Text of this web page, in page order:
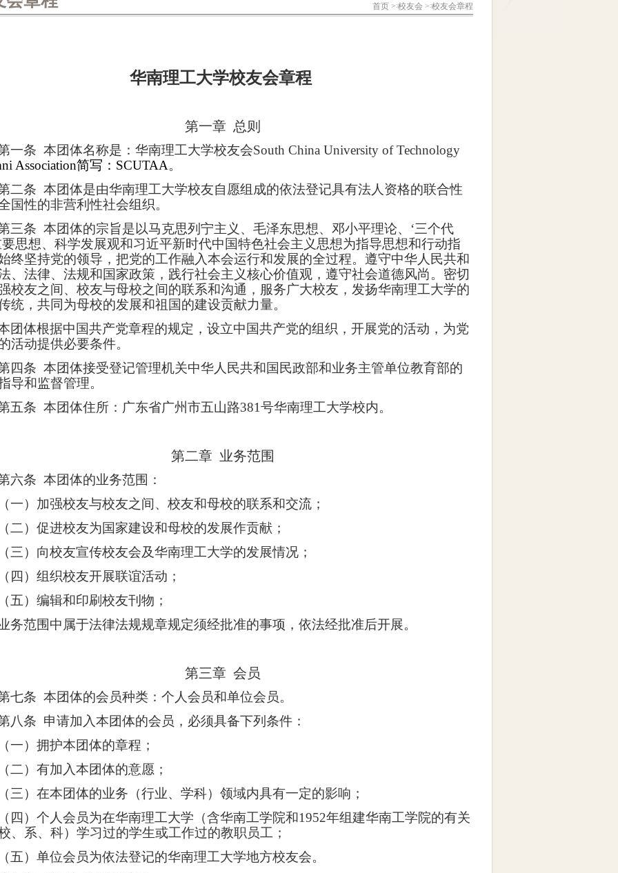
首页 >校友会 >校友会章程
华南理工大学校友会章程
第一章 总则
一条 本团体名称是：华南理工大学校友会South China University of Technology
Association简写： SCUTAA。
二条 本团体是由华南理工大学校友自愿组成的依法登记具有法人资格的联合性
国性的非营利性社会组织。
三条 本团体的宗旨是以马克思列宁主义、毛泽东思想、邓小平理论、‘三个代
要思想、科学发展观和习近平新时代中国特色社会主义思想为指导思想和行动指
终坚持党的领导，把党的工作融入本会运行和发展的全过程。遵守中华人民共和
、法律、法规和国家政策，践行社会主义核心价值观，遵守社会道德风尚。密切
校友之间、校友与母校之间的联系和沟通，服务广大校友，发扬华南理工大学的
统，共同为母校的发展和祖国的建设贡献力量。
团体根据中国共产党章程的规定，设立中国共产党的组织，开展党的活动，为党
活动提供必要条件。
四条 本团体接受登记管理机关中华人民共和国民政部和业务主管单位教育部的
导和监督管理。
五条 本团体住所：广东省广州市五山路381号华南理工大学校内。
第二章 业务范围
六条 本团体的业务范围：
一）加强校友与校友之间、校友和母校的联系和交流；
二）促进校友为国家建设和母校的发展作贡献；
三）向校友宣传校友会及华南理工大学的发展情况；
四）组织校友开展联谊活动；
五）编辑和印刷校友刊物；
务范围中属于法律法规规章规定须经批准的事项，依法经批准后开展。
第三章 会员
七条 本团体的会员种类：个人会员和单位会员。
八条 申请加入本团体的会员，必须具备下列条件：
一）拥护本团体的章程；
二）有加入本团体的意愿；
三）在本团体的业务（行业、学科）领域内具有一定的影响；
四）个人会员为在华南理工大学 （含华南工学院和1952年组建华南工学院的有关
、系、科） 学习过的学生或工作过的教职员工；
五）单位会员为依法登记的华南理工大学地方校友会。